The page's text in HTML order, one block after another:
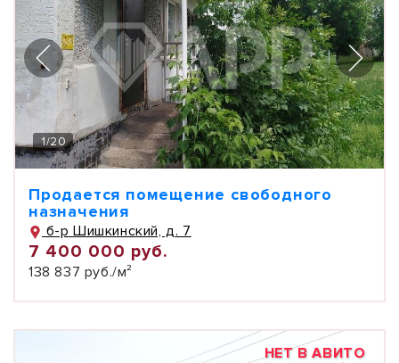
1/20
Продается помещение свободного
назначения
б-р Шишкинский, д. 7
7 400 000 руб.
138 837 руб./м²
НЕТ В АВИТО